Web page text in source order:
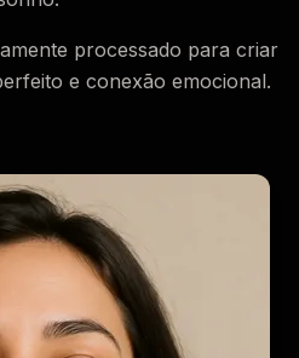
processado para criar
e conexão emocional.